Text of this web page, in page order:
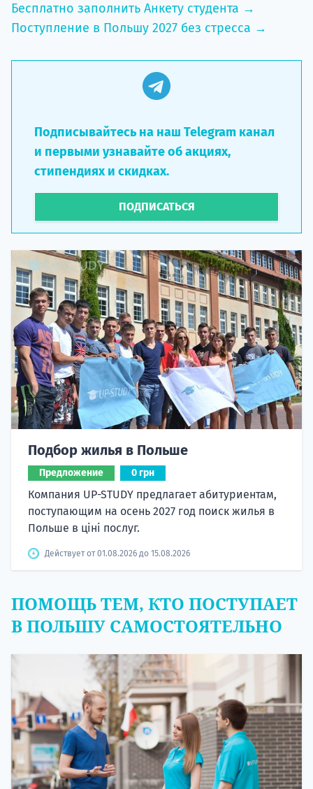
Бесплатно заполнить Анкету студента →
Поступление в Польшу 2027 без стресса →
Подписывайтесь на наш Telegram канал
и первыми узнавайте об акциях,
стипендиях и скидках.
ПОДПИСАТЬСЯ
Подбор жилья в Польше
Предложение 0 грн
Компания UP-STUDY предлагает абитуриентам,
поступающим на осень 2027 год поиск жилья в
Польше в ціні послуг.
Действует от 01.08.2026 до 15.08.2026
ПОМОЩЬ ТЕМ, КТО ПОСТУПАЕТ
В ПОЛЬШУ САМОСТОЯТЕЛЬНО